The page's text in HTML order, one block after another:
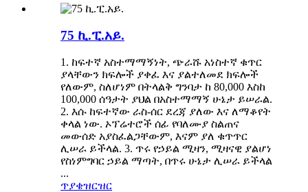
75 ኪ.ፒ.አይ.
1. ከፍተኛ አስተማማኝነት, ጭራሹ አነስተኛ ቁጥር
ያላቸውን ክፍሎች ያቀፈ እና ያልተለመደ ክፍሎች
የለውም, ስለሆነም በትላልቅ ግንባታ ከ 80,000 እስከ
100,000 ሰዓታት ያህል በአስተማማኝ ሁኔታ ይሠራል.
2. እሱ ከፍተኛው ራስ-ሰር ደረጃ ያለው እና ለማቆየት
ቀላል ነው. ኦፕሬተሮች ሰፊ የባለሙያ ስልጠና
መውሰድ አያስፈልጋቸውም, እናም ያለ ቁጥጥር
ሊሠራ ይችላል. 3. ጥሩ የኃይል ሚዛን, ሚዛናዊ ያልሆነ
የስነምግባር ኃይል ማጣት, በጥሩ ሁኔታ ሊሠራ ይችላል
...
ጥያቄዝርዝር